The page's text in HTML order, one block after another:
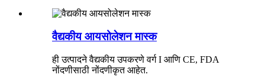
वैद्यकीय आयसोलेशन मास्क
ही उत्पादने वैद्यकीय उपकरणे वर्ग I आणि CE, FDA
नोंदणीसाठी नोंदणीकृत आहेत.